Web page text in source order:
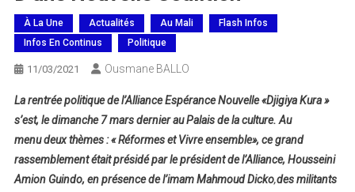
À La Une Actualités Au Mali
Flash Infos
Infos En Continus
Politique
11/03/2021 Ousmane BALLO
La rentrée politique de l’Alliance Espérance Nouvelle «Djigiya Kura »
s’est, le dimanche 7 mars dernier au Palais de la culture. Au
menu deux thèmes :« Réformes et Vivre ensemble», ce grand
rassemblement était présidé par le président de l’Alliance, Housseini
Amion Guindo, en présence de l’imam Mahmoud Dicko,desmilitants